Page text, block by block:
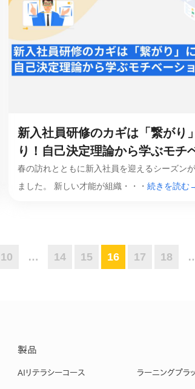
新入社員研修のカギは「繋がり
り！自己決定理論から学ぶモチ
春の訪れとともに新入社員を迎えるシーズン
ました。 新しい才能が組織・・・ 続きを読む
10 … 14 15 16 17 18
製品
AIリテラシーコース ラーニングプラ